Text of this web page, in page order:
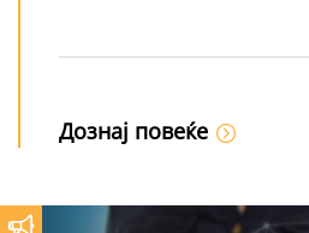
Дознај повеќе